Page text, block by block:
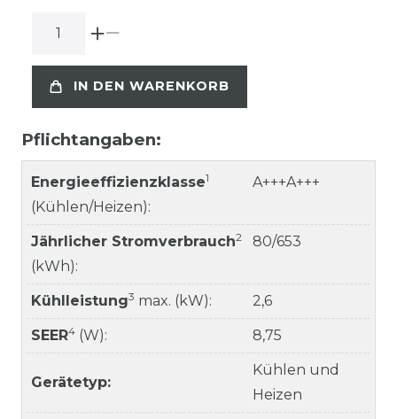
IN DEN WARENKORB
Pflichtangaben:
Energieeffizienzklasse1
(Kühlen/Heizen):
A+++A+++
Jährlicher Stromverbrauch2
(kWh):
80/653
Kühlleistung3 max. (kW): 2,6
SEER4 (W): 8,75
Gerätetyp:
Kühlen und
Heizen